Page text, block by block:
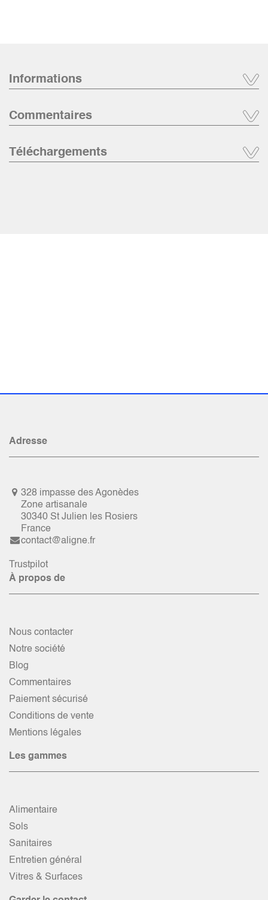
Informations
Commentaires
Téléchargements
Adresse
328 impasse des Agonèdes
Zone artisanale
30340 St Julien les Rosiers
France
contact@aligne.fr
Trustpilot
À propos de
Nous contacter
Notre société
Blog
Commentaires
Paiement sécurisé
Conditions de vente
Mentions légales
Les gammes
Alimentaire
Sols
Sanitaires
Entretien général
Vitres & Surfaces